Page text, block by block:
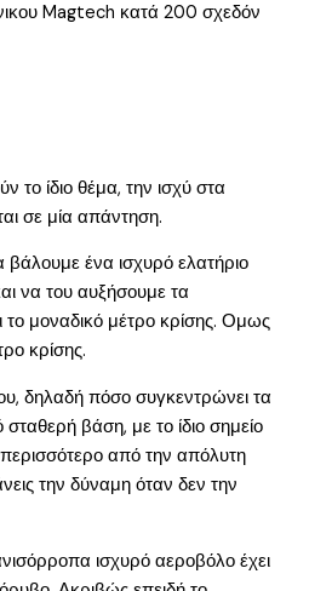
Magtech κατά 200 σχεδόν
το ίδιο θέμα, την ισχύ στα
σε μία απάντηση.
βάλουμε ένα ισχυρό ελατήριο
να του αυξήσουμε τα
το μοναδικό μέτρο κρίσης. Ομως
κρίσης.
δηλαδή πόσο συγκεντρώνει τα
βάση, με το ίδιο σημείο
από την απόλυτη
την δύναμη όταν δεν την
ισχυρό αεροβόλο έχει